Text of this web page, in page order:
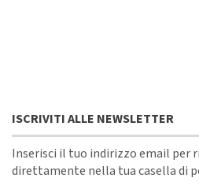
ISCRIVITI ALLE NEWSLETTER
Inserisci il tuo indirizzo email per
direttamente nella tua casella di